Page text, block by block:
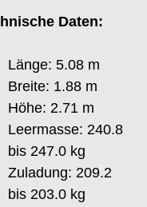
Daten:
Länge: 5.08 m
Breite: 1.88 m
Höhe: 2.71 m
Leermasse: 240.8
bis 247.0 kg
Zuladung: 209.2
bis 203.0 kg